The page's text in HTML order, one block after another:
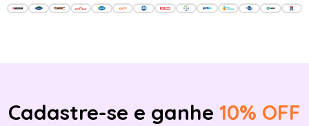
Cadastre-se e ganhe 10% OFF